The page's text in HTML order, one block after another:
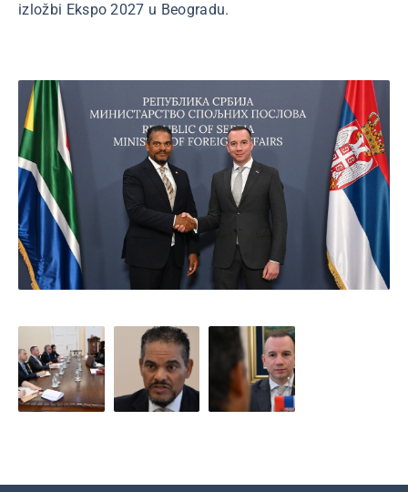
izložbi Ekspo 2027 u Beogradu.